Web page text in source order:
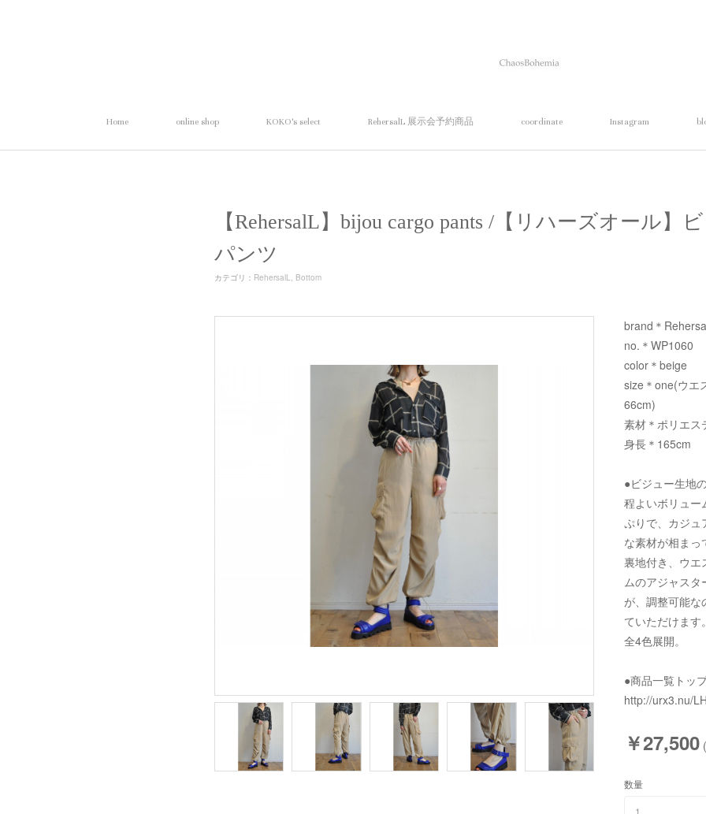
Home online shop KOKO's select RehersalL 展示会予約商品 coordinate Instagram
【RehersalL】bijou cargo pants /【リハーズオール】
パンツ
カテゴリ ： RehersalL Bottom
brand＊
no.＊WP1060
color＊beige
size＊one(ウ
66cm)
素材＊ポリエス
身長＊165cm
●ビジュー生地
程よいボリュー
ぷりで、カジュ
な素材が相まっ
裏地付き、ウエ
ムのアジャスタ
が、調整可能な
ていただけます。
全4色展開。
●商品一覧トッ
http://urx3.nu/
￥27,500
数量
1